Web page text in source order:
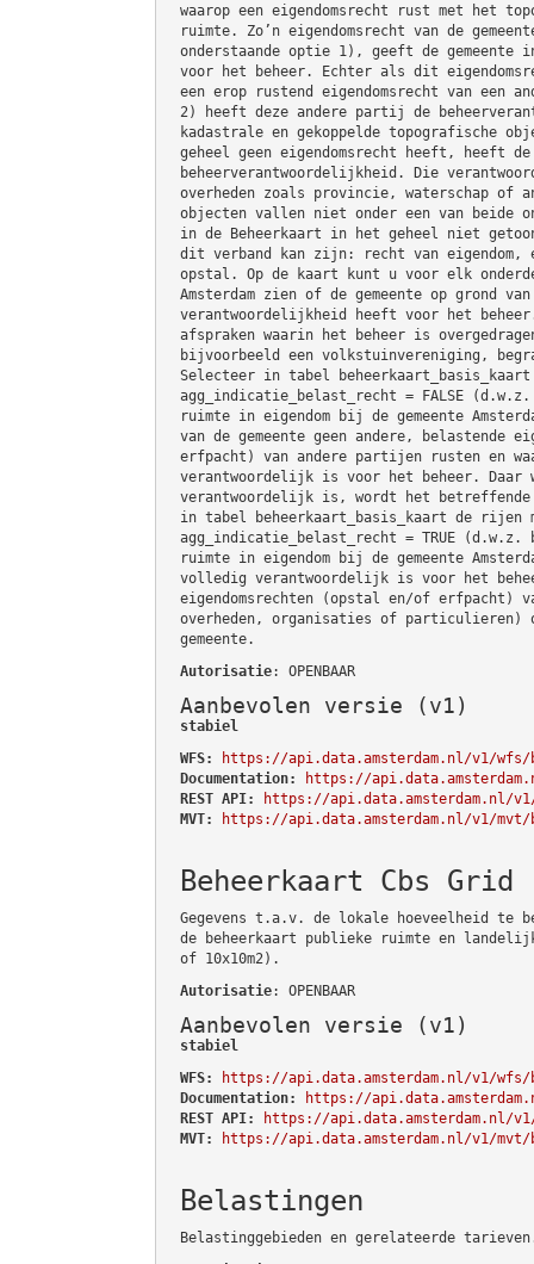
waarop een eigendomsrecht rust met het
ruimte. Zo’n eigendomsrecht van de
onderstaande optie 1), geeft de
voor het beheer. Echter als dit
een erop rustend eigendomsrecht van een
2) heeft deze andere partij de
kadastrale en gekoppelde topografische
geheel geen eigendomsrecht heeft, heeft de
beheerverantwoordelijkheid. Die
overheden zoals provincie, waterschap of
objecten vallen niet onder een van beide
in de Beheerkaart in het geheel niet
dit verband kan zijn: recht van
opstal. Op de kaart kunt u voor elk
Amsterdam zien of de gemeente op grond
verantwoordelijkheid heeft voor het
afspraken waarin het beheer is
bijvoorbeeld een volkstuinvereniging,
Selecteer in tabel
agg_indicatie_belast_recht = FALSE
ruimte in eigendom bij de gemeente
van de gemeente geen andere, belastende
erfpacht) van andere partijen rusten en
verantwoordelijk is voor het beheer. Daar
verantwoordelijk is, wordt het
in tabel beheerkaart_basis_kaart de rijen
agg_indicatie_belast_recht = TRUE
ruimte in eigendom bij de gemeente
volledig verantwoordelijk is voor het
eigendomsrechten (opstal en/of erfpacht)
overheden, organisaties of particulieren)
gemeente.
Autorisatie: OPENBAAR
Aanbevolen versie (v1)
stabiel
WFS:
https://api.data.amsterdam.nl/v1/wfs/
Documentation:
https://
REST API:
https://api.data.amsterdam.nl/
MVT:
https://api.data.amsterdam.nl/v1/mvt/
Beheerkaart Cbs Grid
Gegevens t.a.v. de lokale hoeveelheid te
de beheerkaart publieke ruimte en landelijk
of 10x10m2).
Autorisatie: OPENBAAR
Aanbevolen versie (v1)
stabiel
WFS:
https://api.data.amsterdam.nl/v1/wfs/
Documentation:
https://
REST API:
https://api.data.amsterdam.nl/
MVT:
https://api.data.amsterdam.nl/v1/mvt/
Belastingen
Belastinggebieden en gerelateerde